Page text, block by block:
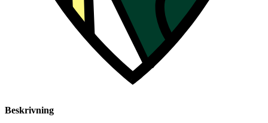
Beskrivning